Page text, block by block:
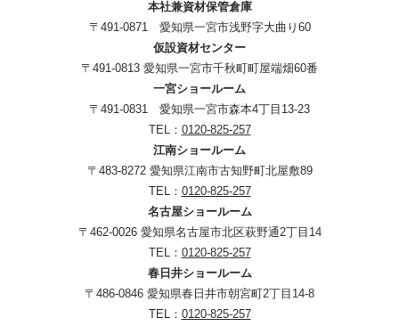
本社兼資材保管倉庫
〒491-0871 愛知県一宮市浅野字大曲り60
仮設資材センター
〒491-0813 愛知県一宮市千秋町町屋端畑60番
一宮ショールーム
〒491-0831 愛知県一宮市森本4丁目13-23
TEL： 0120-825-257
江南ショールーム
〒483-8272 愛知県江南市古知野町北屋敷89
TEL： 0120-825-257
名古屋ショールーム
〒462-0026 愛知県名古屋市北区萩野通2丁目14
TEL： 0120-825-257
春日井ショールーム
〒486-0846 愛知県春日井市朝宮町2丁目14-8
TEL： 0120-825-257